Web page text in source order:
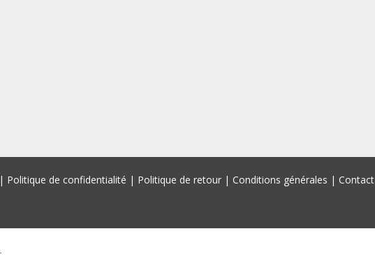
| Politique de confidentialité | Politique de retour | Conditions générales | Contact